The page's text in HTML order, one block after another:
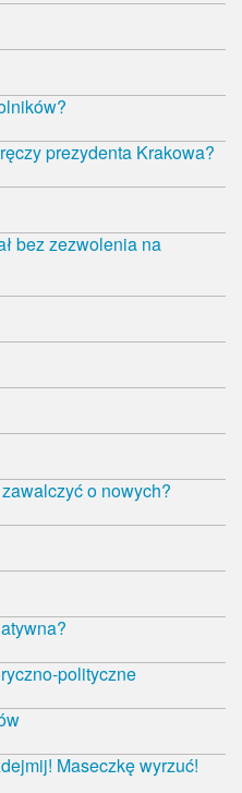
prezydenta Krakowa?
bez zezwolenia na
o nowych?
polityczne
Maseczkę wyrzuć!